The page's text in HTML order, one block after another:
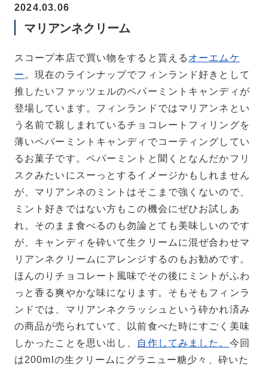
2024.03.06
マリアンネクリーム
スコープ本店で買い物をすると貰える オーエムケ
ー。現在のラインナップでフィンランド好きとして
推したいファッツェルのペパーミントキャンディが
登場しています。フィンランドではマリアンネとい
う名前で親しまれているチョコレートフィリングを
薄いペパーミントキャンディでコーティングしてい
るお菓子です。ペパーミントと聞くとなんだかフリ
スクみたいにスーっとするイメージかもしれません
が、マリアンネのミントはそこまで強くないので、
ミント好きではない方もこの機会にぜひお試しあ
れ。そのまま食べるのも勿論とても美味しいのです
が、キャンディを砕いて生クリームに混ぜ合わせマ
リアンネクリームにアレンジするのもお勧めです。
ほんのりチョコレート風味でその後にミントがふわ
っと香る爽やかな味になります。そもそもフィンラ
ンドでは、マリアンネクラッシュという砕かれ済み
の商品が売られていて、以前食べた時にすごく美味
しかったことを思い出し、 自作してみました。 今回
は200mlの生クリームにグラニュー糖少々、砕いた